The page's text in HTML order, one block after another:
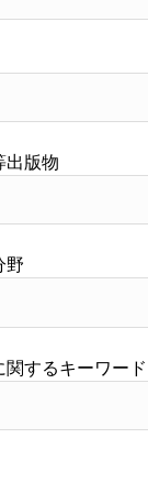
出版物
野
関するキーワード